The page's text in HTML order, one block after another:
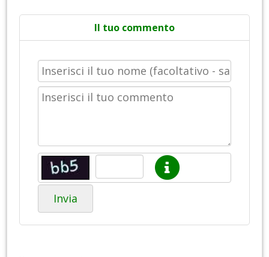
Il tuo commento
Invia